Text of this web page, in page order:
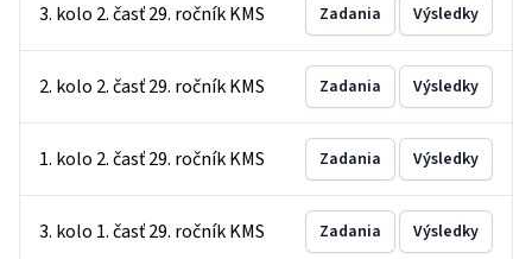
3. kolo 2. časť 29. ročník KMS Zadania Výsledky
2. kolo 2. časť 29. ročník KMS Zadania Výsledky
1. kolo 2. časť 29. ročník KMS Zadania Výsledky
3. kolo 1. časť 29. ročník KMS Zadania Výsledky